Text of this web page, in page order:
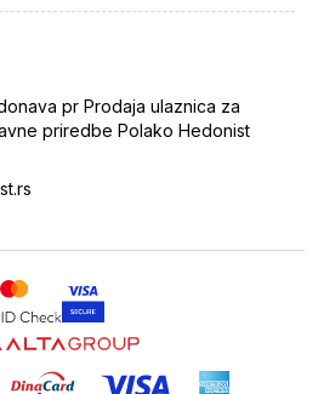
pr Prodaja ulaznica za
priredbe Polako Hedonist